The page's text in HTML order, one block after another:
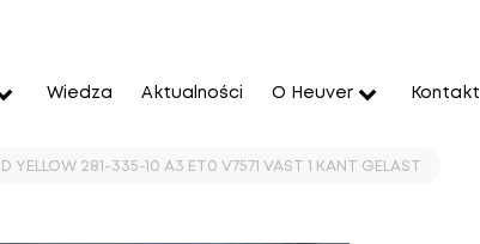
Wiedza Aktualności O Heuver Kontakt
YELLOW 281-335-10 A3 ET0 V7571 VAST 1 KANT GELAST